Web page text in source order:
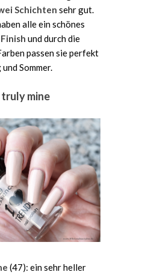
Schichten sehr gut.
alle ein schönes
und durch die
passen sie perfekt
Sommer.
truly mine
(47): ein sehr heller